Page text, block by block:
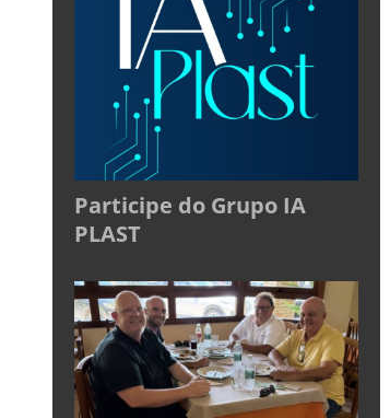
Participe do Grupo IA
PLAST